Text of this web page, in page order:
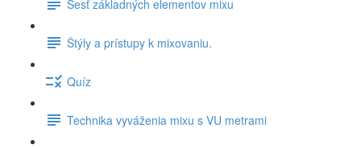
Šesť základných elementov mixu
Štýly a prístupy k mixovaniu.
Quíz
Technika vyváženia mixu s VU metrami